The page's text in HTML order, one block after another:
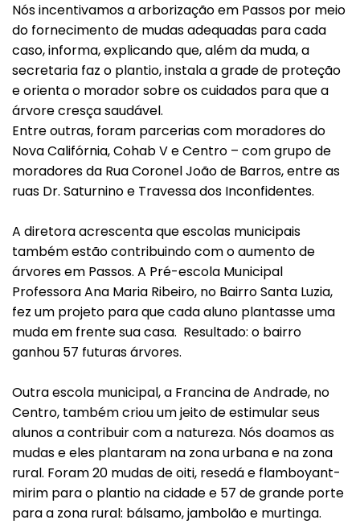
Nós incentivamos a arborização em Passos por meio
do fornecimento de mudas adequadas para cada
caso, informa, explicando que, além da muda, a
secretaria faz o plantio, instala a grade de proteção
e orienta o morador sobre os cuidados para que a
árvore cresça saudável.
Entre outras, foram parcerias com moradores do
Nova Califórnia, Cohab V e Centro – com grupo de
moradores da Rua Coronel João de Barros, entre as
ruas Dr. Saturnino e Travessa dos Inconfidentes.
A diretora acrescenta que escolas municipais
também estão contribuindo com o aumento de
árvores em Passos. A Pré-escola Municipal
Professora Ana Maria Ribeiro, no Bairro Santa Luzia,
fez um projeto para que cada aluno plantasse uma
muda em frente sua casa. Resultado: o bairro
ganhou 57 futuras árvores.
Outra escola municipal, a Francina de Andrade, no
Centro, também criou um jeito de estimular seus
alunos a contribuir com a natureza. Nós doamos as
mudas e eles plantaram na zona urbana e na zona
rural. Foram 20 mudas de oiti, resedá e flamboyant-
mirim para o plantio na cidade e 57 de grande porte
para a zona rural: bálsamo, jambolão e murtinga.